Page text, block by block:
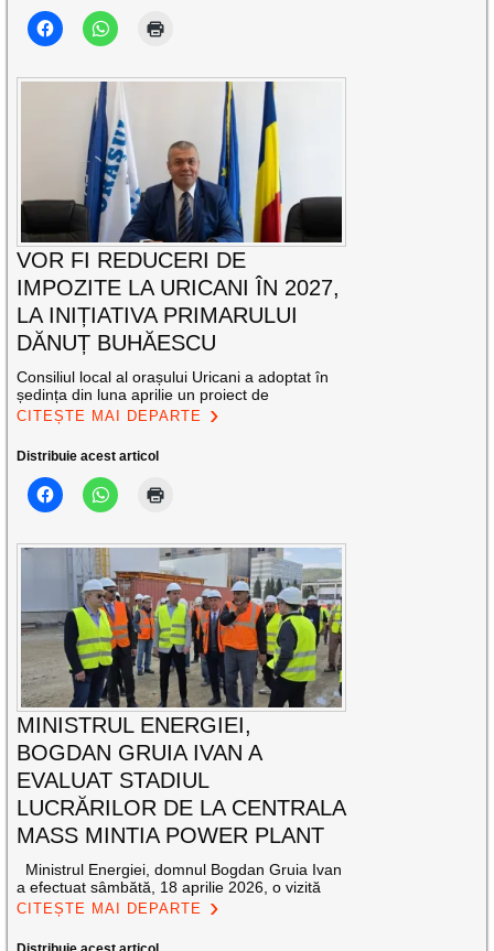
VOR FI REDUCERI DE
IMPOZITE LA URICANI ÎN 2027,
LA INIȚIATIVA PRIMARULUI
DĂNUȚ BUHĂESCU
Consiliul local al orașului Uricani a adoptat în
ședința din luna aprilie un proiect de
CITEȘTE MAI DEPARTE
Distribuie acest articol
MINISTRUL ENERGIEI,
BOGDAN GRUIA IVAN A
EVALUAT STADIUL
LUCRĂRILOR DE LA CENTRALA
MASS MINTIA POWER PLANT
Ministrul Energiei, domnul Bogdan Gruia Ivan
a efectuat sâmbătă, 18 aprilie 2026, o vizită
CITEȘTE MAI DEPARTE